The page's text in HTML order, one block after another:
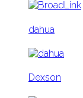
dahua
Dexson